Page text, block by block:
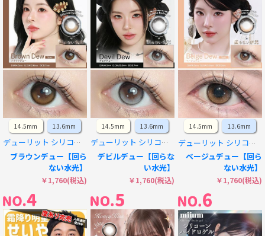
14.5mm 13.6mm
デューリット シリコーン ハイドロゲル／シリコン
ブラウンデュー【回ら
ない水光】
￥1,760(税込)
14.5mm 13.6mm
デューリット シリコーン ハイドロゲル／シリコン
デビルデュー【回らな
い水光】
￥1,760(税込)
14.5mm 13.6mm
デューリット シリコーン ハイドロゲル／シリコン
ベージュデュー【回ら
ない水光】
￥1,760(税込)